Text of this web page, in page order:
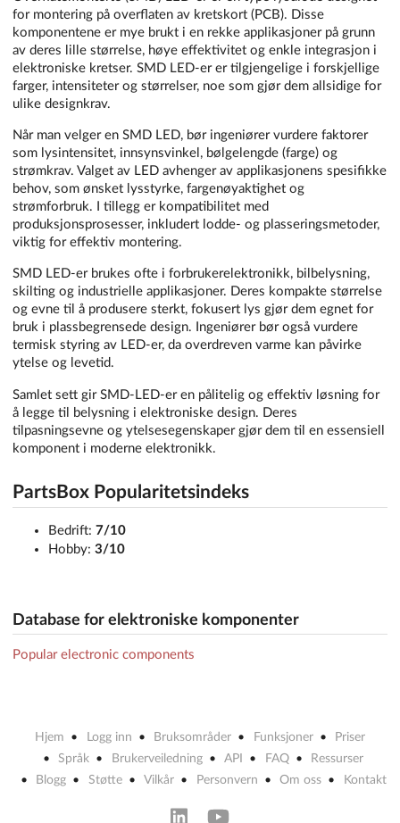
for montering på overflaten av kretskort (PCB). Disse
komponentene er mye brukt i en rekke applikasjoner på grunn
av deres lille størrelse, høye effektivitet og enkle integrasjon i
elektroniske kretser. SMD LED-er er tilgjengelige i forskjellige
farger, intensiteter og størrelser, noe som gjør dem allsidige for
ulike designkrav.
Når man velger en SMD LED, bør ingeniører vurdere faktorer
som lysintensitet, innsynsvinkel, bølgelengde (farge) og
strømkrav. Valget av LED avhenger av applikasjonens spesifikke
behov, som ønsket lysstyrke, fargenøyaktighet og
strømforbruk. I tillegg er kompatibilitet med
produksjonsprosesser, inkludert lodde- og plasseringsmetoder,
viktig for effektiv montering.
SMD LED-er brukes ofte i forbrukerelektronikk, bilbelysning,
skilting og industrielle applikasjoner. Deres kompakte størrelse
og evne til å produsere sterkt, fokusert lys gjør dem egnet for
bruk i plassbegrensede design. Ingeniører bør også vurdere
termisk styring av LED-er, da overdreven varme kan påvirke
ytelse og levetid.
Samlet sett gir SMD-LED-er en pålitelig og effektiv løsning for
å legge til belysning i elektroniske design. Deres
tilpasningsevne og ytelsesegenskaper gjør dem til en essensiell
komponent i moderne elektronikk.
PartsBox Popularitetsindeks
Bedrift: 7/10
Hobby: 3/10
Database for elektroniske komponenter
Popular electronic components
Hjem Logg inn Bruksområder Funksjoner
Priser
Språk
Brukerveiledning API FAQ
Ressurser
Blogg
Støtte Vilkår Personvern Om oss Kontakt